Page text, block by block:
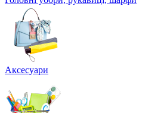
Аксесуари